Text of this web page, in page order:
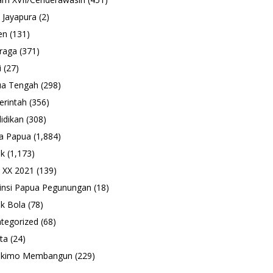
(2)
(131)
(371)
(27)
Tengah (298)
(356)
(308)
Papua (1,884)
(1,173)
2021 (139)
Papua Pegunungan (18)
Bola (78)
(68)
(24)
Membangun (229)